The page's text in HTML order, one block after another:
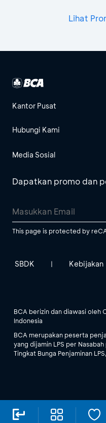
Lihat
Kantor Pusat
Hubungi Kami
Media Sosial
Dapatkan promo dan
This page is protected by
SBDK | Kebijakan
BCA berizin dan diawasi oleh
Indonesia
BCA merupakan peserta
yang dijamin LPS per
Tingkat Bunga Penjaminan